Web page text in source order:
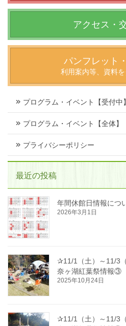
アクセス・
パンフレット
利用案内等、資料
プログラム・イベント【受付中】
プログラム・イベント【全体】
プライバシーポリシー
最近の投稿
年間休館日情報につ
2026年3月1日
✰11/1（土）～11/3
奈ヶ湖紅葉祭情
2025年10月24日
✰11/1（土）～11/3